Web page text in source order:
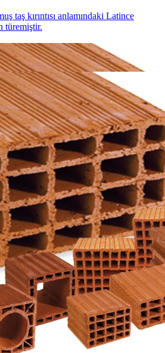
taş kırıntısı anlamındaki Latince
türemiştir.